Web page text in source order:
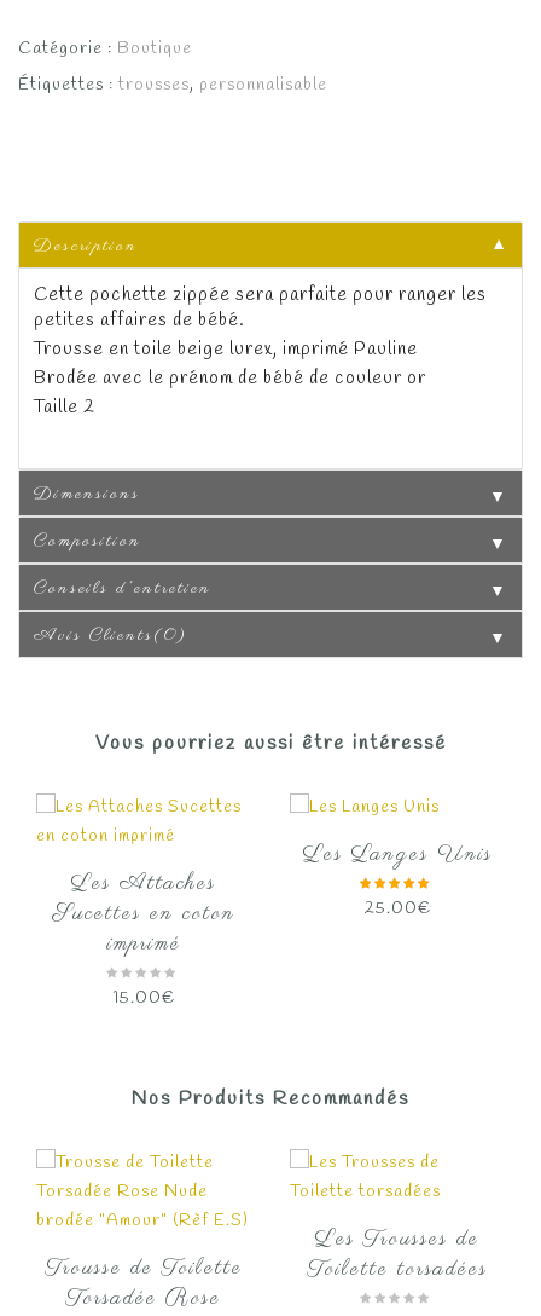
Catégorie : Boutique
Étiquettes : trousses, personnalisable
Description
▼
Cette pochette zippée sera parfaite pour ranger les
petites affaires de bébé.
Trousse en toile beige lurex, imprimé Pauline
Brodée avec le prénom de bébé de couleur or
Taille 2
Dimensions ▼
Composition ▼
Conseils d'entretien ▼
Avis Clients(0) ▼
Vous pourriez aussi être intéressé
Les Attaches
Sucettes en coton
imprimé
15.00€
Les Langes Unis
25.00€
Nos Produits Recommandés
Trousse de Toilette
Torsadée Rose
Les Trousses de
Toilette torsadées